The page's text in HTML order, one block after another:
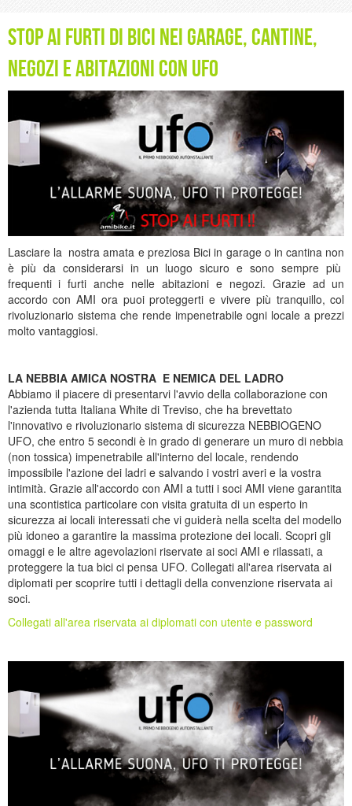
Stop ai furti di bici nei garage, cantine,
negozi e abitazioni con UFO
Lasciare la nostra amata e preziosa Bici in garage o in cantina non
è più da considerarsi in un luogo sicuro e sono sempre più
frequenti i furti anche nelle abitazioni e negozi. Grazie ad un
accordo con AMI ora puoi proteggerti e vivere più tranquillo, col
rivoluzionario sistema che rende impenetrabile ogni locale a prezzi
molto vantaggiosi.
LA NEBBIA AMICA NOSTRA E NEMICA DEL LADRO
Abbiamo il piacere di presentarvi l'avvio della collaborazione con
l'azienda tutta Italiana White di Treviso, che ha brevettato
l'innovativo e rivoluzionario sistema di sicurezza NEBBIOGENO
UFO, che entro 5 secondi è in grado di generare un muro di nebbia
(non tossica) impenetrabile all'interno del locale, rendendo
impossibile l'azione dei ladri e salvando i vostri averi e la vostra
intimità. Grazie all'accordo con AMI a tutti i soci AMI viene garantita
una scontistica particolare con visita gratuita di un esperto in
sicurezza ai locali interessati che vi guiderà nella scelta del modello
più idoneo a garantire la massima protezione dei locali. Scopri gli
omaggi e le altre agevolazioni riservate ai soci AMI e rilassati, a
proteggere la tua bici ci pensa UFO. Collegati all'area riservata ai
diplomati per scoprire tutti i dettagli della convenzione riservata ai
soci.
Collegati all'area riservata ai diplomati con utente e password